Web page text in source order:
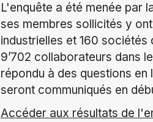
L'enquête a été menée par
ses membres sollicités y
industrielles et 160
9’702 collaborateurs dans
répondu à des questions
seront communiqués en
Accéder aux résultats de